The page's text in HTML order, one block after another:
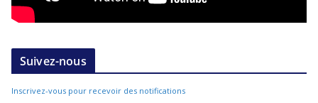
Suivez-nous
Inscrivez-vous pour recevoir des notifications